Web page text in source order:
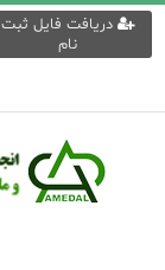
دریافت فایل ثبت
نام